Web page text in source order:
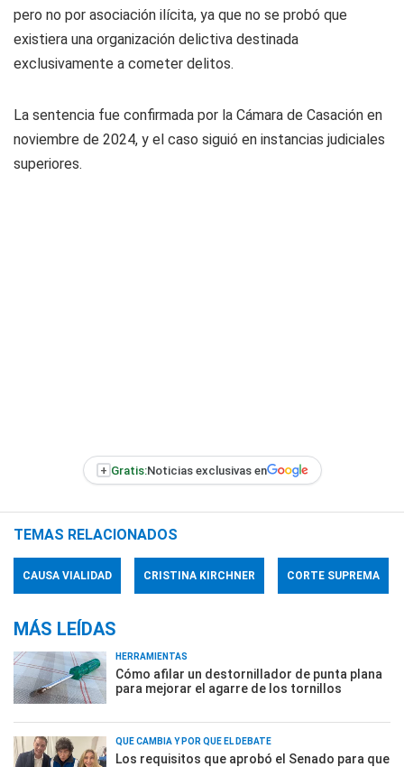
pero no por asociación ilícita, ya que no se probó que
existiera una organización delictiva destinada
exclusivamente a cometer delitos.
La sentencia fue confirmada por la Cámara de Casación en
noviembre de 2024, y el caso siguió en instancias judiciales
superiores.
+ Gratis:Noticias exclusivas en
TEMAS RELACIONADOS
CAUSA VIALIDAD CRISTINA KIRCHNER CORTE SUPREMA
MÁS LEÍDAS
HERRAMIENTAS
Cómo afilar un destornillador de punta plana
para mejorar el agarre de los tornillos
QUÉ CAMBIA Y POR QUÉ EL DEBATE
Los requisitos que aprobó el Senado para que